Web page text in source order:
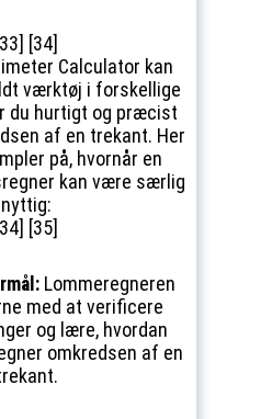
[34]
Calculator kan
værktøj i forskellige
du hurtigt og præcist
af en trekant. Her
på, hvornår en
kan være særlig
nyttig:
[35]
Lommeregneren
med at verificere
og lære, hvordan
omkredsen af en